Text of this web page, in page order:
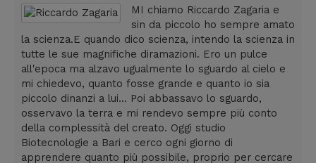
MI chiamo Riccardo Zagaria e
sin da piccolo ho sempre amato
la scienza.E quando dico scienza, intendo la scienza in
tutte le sue magnifiche diramazioni. Ero un pulce
all'epoca ma alzavo ugualmente lo sguardo al cielo e
mi chiedevo, quanto fosse grande e quanto io sia
piccolo dinanzi a lui... Poi abbassavo lo sguardo,
osservavo la terra e mi rendevo sempre più conto
della complessità del creato. Oggi studio
Biotecnologie a Bari e cerco ogni giorno di
apprendere quanto più possibile, proprio per cercare